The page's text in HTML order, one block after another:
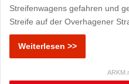
Streifenwagens gefahren und
Streife auf der Overhagener
Weiterlesen >>